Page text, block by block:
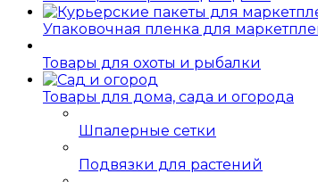
Упаковочная пленка для
Товары для охоты и рыбалки
Товары для дома, сада и огорода
Шпалерные сетки
Подвязки для растений